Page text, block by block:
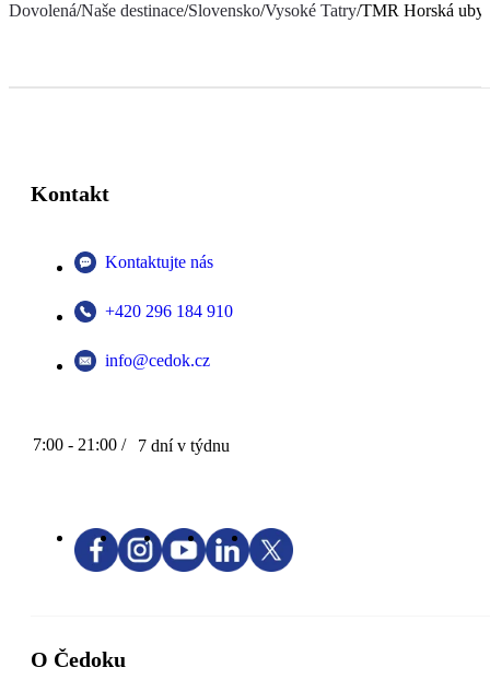
Dovolená/Naše destinace/Slovensko/Vysoké Tatry/TMR Horská
Kontakt
Kontaktujte nás
+420 296 184 910
info@cedok.cz
7:00 - 21:00 / 7 dní v týdnu
O Čedoku